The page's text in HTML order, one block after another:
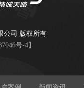
公司 版权所有
号-4】